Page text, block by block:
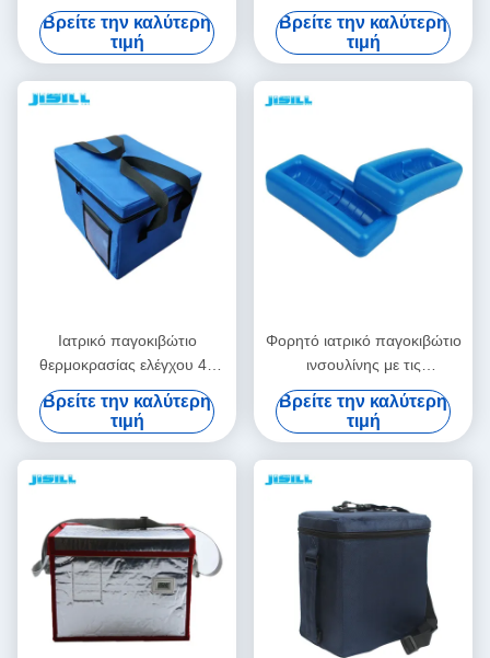
δροσερό για τη μεταφορά
κρύων αλυσίδων
Βρείτε την καλύτερη
τιμή
φροντίδα με λογότυπο -
Τυπωμένο για τρόφιμα
κατεψυγμένα
Βρείτε την καλύτερη
τιμή
Ιατρικό παγοκιβώτιο
θερμοκρασίας ελέγχου 48
ωρών που μονώνεται με την
τσάντα υφάσματος της
Οξφόρδης
Βρείτε την καλύτερη
τιμή
Φορητό ιατρικό παγοκιβώτιο
ινσουλίνης με τις
εξατομικεύσιμες
θερμοκρασίες εύκολες να
καθαρίσουν
Βρείτε την καλύτερη
τιμή